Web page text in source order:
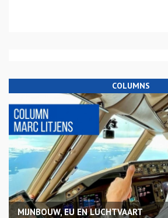
COLUMNS
MIJNBOUW, EU EN LUCHTVAART